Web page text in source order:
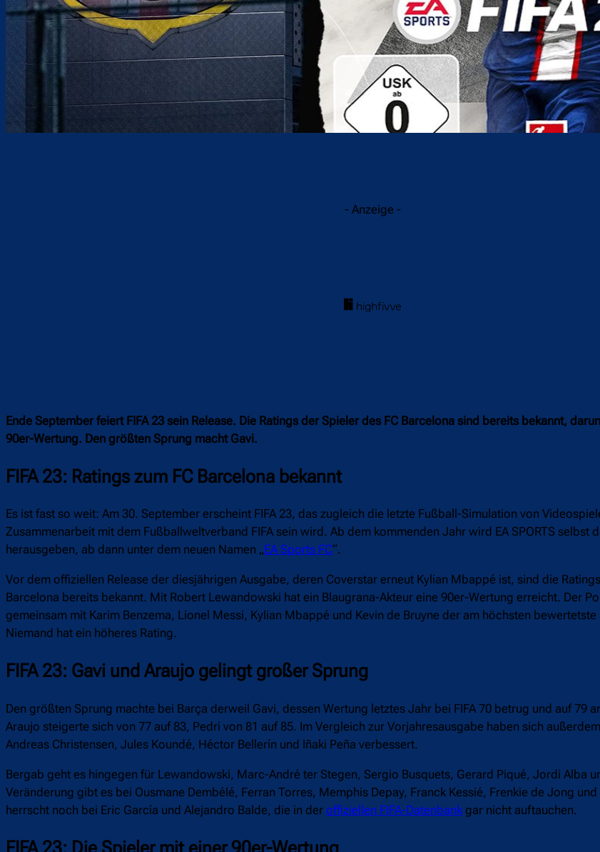
- Anzeige -
Ende September feiert FIFA 23 sein Release. Die Ratings der Spieler des FC Barcelona sind bereits bekannt,
90er-Wertung. Den größten Sprung macht Gavi.
FIFA 23: Ratings zum FC Barcelona bekannt
Es ist fast so weit: Am 30. September erscheint FIFA 23, das zugleich die letzte Fußball-Simulation von
Zusammenarbeit mit dem Fußballweltverband FIFA sein wird. Ab dem kommenden Jahr wird EA SPORTS selbst
herausgeben, ab dann unter dem neuen Namen „EA Sports FC“.
Vor dem offiziellen Release der diesjährigen Ausgabe, deren Coverstar erneut Kylian Mbappé ist, sind die
Barcelona bereits bekannt. Mit Robert Lewandowski hat ein Blaugrana-Akteur eine 90er-Wertung erreicht. Der
gemeinsam mit Karim Benzema, Lionel Messi, Kylian Mbappé und Kevin de Bruyne der am höchsten
Niemand hat ein höheres Rating.
FIFA 23: Gavi und Araujo gelingt großer Sprung
Den größten Sprung machte bei Barça derweil Gavi, dessen Wertung letztes Jahr bei FIFA 70 betrug und auf 79
Araujo steigerte sich von 77 auf 83, Pedri von 81 auf 85. Im Vergleich zur Vorjahresausgabe haben sich
Andreas Christensen, Jules Koundé, Héctor Bellerín und Iñaki Peña verbessert.
Bergab geht es hingegen für Lewandowski, Marc-André ter Stegen, Sergio Busquets, Gerard Piqué, Jordi Alba
Veränderung gibt es bei Ousmane Dembélé, Ferran Torres, Memphis Depay, Franck Kessié, Frenkie de Jong
herrscht noch bei Eric García und Alejandro Balde, die in der offiziellen FIFA-Datenbank gar nicht auftauchen.
FIFA 23: Die Spieler mit einer 90er-Wertung